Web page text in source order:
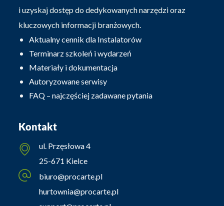
i uzyskaj dostęp do dedykowanych narzędzi oraz
kluczowych informacji branżowych.
Aktualny cennik dla Instalatorów
Terminarz szkoleń i wydarzeń
Materiały i dokumentacja
Autoryzowane serwisy
FAQ – najczęściej zadawane pytania
Kontakt
ul. Przęsłowa 4
25-671 Kielce
biuro@procarte.pl
hurtownia@procarte.pl